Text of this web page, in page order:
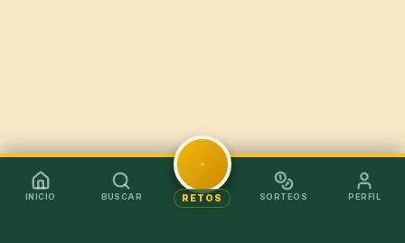
INICIO BUSCAR RETOS SORTEOS PERFIL